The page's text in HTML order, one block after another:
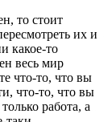
то стоит
их и
какое-то
весь мир
что-то, что вы
что-то, что вы
работа, а